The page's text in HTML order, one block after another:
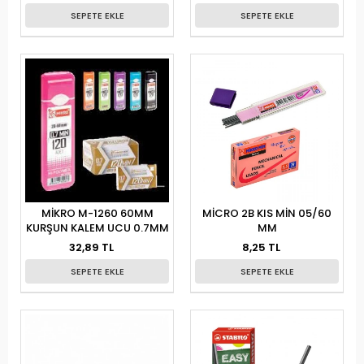
SEPETE EKLE SEPETE EKLE
MİKRO M-1260 60MM
KURŞUN KALEM UCU 0.7MM
32,89 TL
SEPETE EKLE
MİCRO 2B KIS MİN 05/60
MM
8,25 TL
SEPETE EKLE